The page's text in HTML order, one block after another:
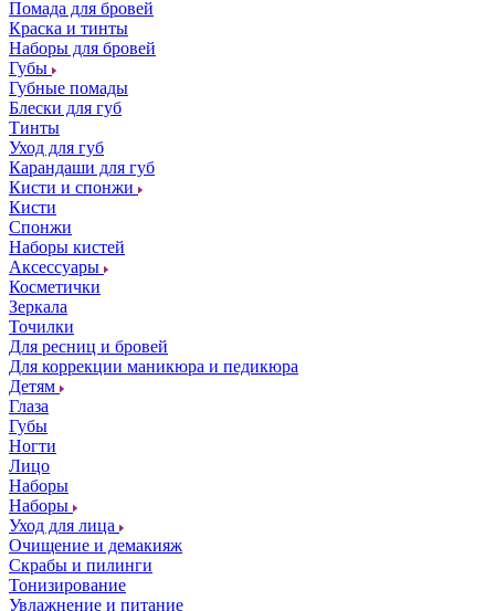
Помада для бровей
Краска и тинты
Наборы для бровей
Губы
Губные помады
Блески для губ
Тинты
Уход для губ
Карандаши для губ
Кисти и спонжи
Кисти
Спонжи
Наборы кистей
Аксессуары
Косметички
Зеркала
Точилки
Для ресниц и бровей
Для коррекции маникюра и педикюра
Детям
Глаза
Губы
Ногти
Лицо
Наборы
Наборы
Уход для лица
Очищение и демакияж
Скрабы и пилинги
Тонизирование
Увлажнение и питание